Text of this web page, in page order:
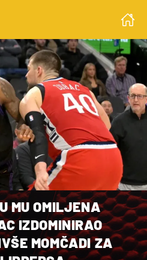
MU OMILJENA
IZDOMINIRAO
MOMČADI ZA